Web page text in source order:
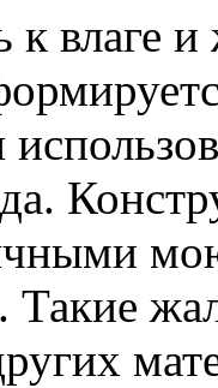
к влаге
Такие